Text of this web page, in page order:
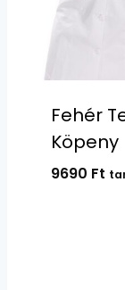
Fehér
Köpeny
9690 Ft